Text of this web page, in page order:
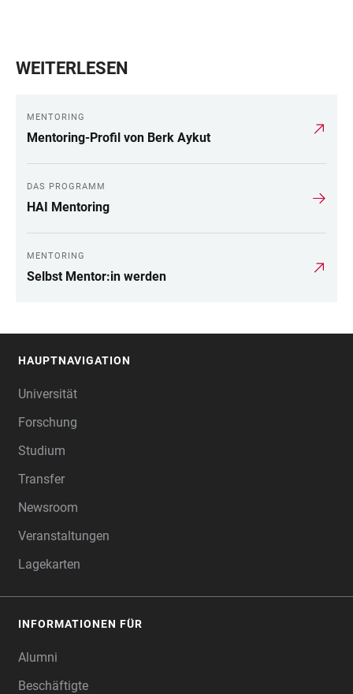
WEITERLESEN
MENTORING
Mentoring-Profil von Berk Aykut
DAS PROGRAMM
HAI Mentoring
MENTORING
Selbst Mentor:in werden
HAUPTNAVIGATION
Universität
Forschung
Studium
Transfer
Newsroom
Veranstaltungen
Lagekarten
INFORMATIONEN FÜR
Alumni
Beschäftigte